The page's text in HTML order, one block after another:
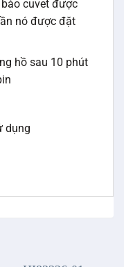
cuvet được
nó được đặt
hồ sau 10 phút
dụng